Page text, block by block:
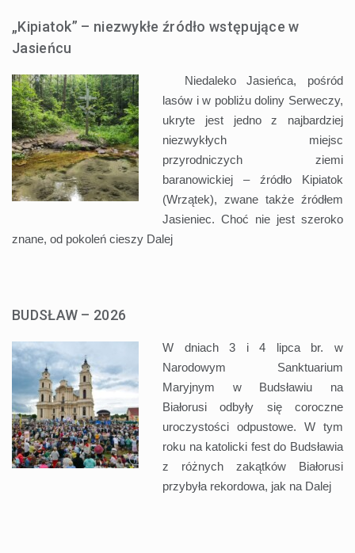
„Kipiatok” – niezwykłe źródło wstępujące w
Jasieńcu
Niedaleko Jasieńca, pośród
lasów i w pobliżu doliny Serweczy,
ukryte jest jedno z najbardziej
niezwykłych miejsc
przyrodniczych ziemi
baranowickiej – źródło Kipiatok
(Wrzątek), zwane także źródłem
Jasieniec. Choć nie jest szeroko
znane, od pokoleń cieszy Dalej
BUDSŁAW – 2026
W dniach 3 i 4 lipca br. w
Narodowym Sanktuarium
Maryjnym w Budsławiu na
Białorusi odbyły się coroczne
uroczystości odpustowe. W tym
roku na katolicki fest do Budsławia
z różnych zakątków Białorusi
przybyła rekordowa, jak na Dalej